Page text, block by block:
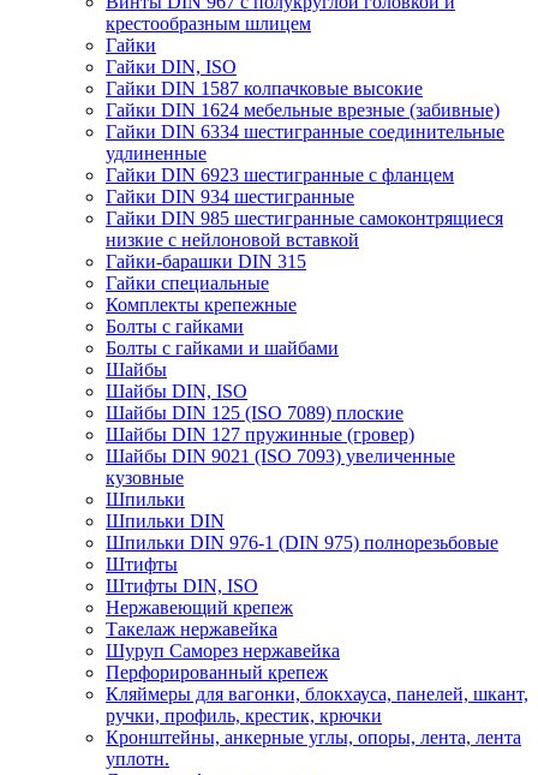
крестообразным шлицем
Гайки
Гайки DIN, ISO
Гайки DIN 1587 колпачковые высокие
Гайки DIN 1624 мебельные врезные (забивные)
Гайки DIN 6334 шестигранные соединительные
удлиненные
Гайки DIN 6923 шестигранные с фланцем
Гайки DIN 934 шестигранные
Гайки DIN 985 шестигранные самоконтрящиеся
низкие с нейлоновой вставкой
Гайки-барашки DIN 315
Гайки специальные
Комплекты крепежные
Болты с гайками
Болты с гайками и шайбами
Шайбы
Шайбы DIN, ISO
Шайбы DIN 125 (ISO 7089) плоские
Шайбы DIN 127 пружинные (гровер)
Шайбы DIN 9021 (ISO 7093) увеличенные
кузовные
Шпильки
Шпильки DIN
Шпильки DIN 976-1 (DIN 975) полнорезьбовые
Штифты
Штифты DIN, ISO
Нержавеющий крепеж
Такелаж нержавейка
Шуруп Саморез нержавейка
Перфорированный крепеж
Кляймеры для вагонки, блокхауса, панелей, шкант,
ручки, профиль, крестик, крючки
Кронштейны, анкерные углы, опоры, лента, лента
уплотн.